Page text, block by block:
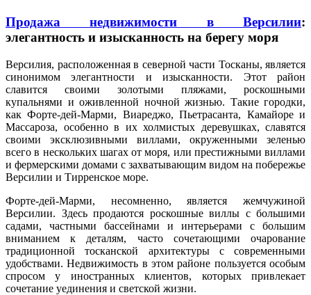
Продажа недвижимости в Версилии:
элегантность и изысканность на берегу моря
Версилия, расположенная в северной части Тосканы, является
синонимом элегантности и изысканности. Этот район
славится своими золотыми пляжами, роскошными
купальнями и оживленной ночной жизнью. Такие городки,
как Форте-дей-Марми, Виареджо, Пьетрасанта, Камайоре и
Массароза, особенно в их холмистых деревушках, славятся
своими эксклюзивными виллами, окруженными зеленью
всего в нескольких шагах от моря, или престижными виллами
и фермерскими домами с захватывающим видом на побережье
Версилии и Тирренское море.
Форте-дей-Марми, несомненно, является жемчужиной
Версилии. Здесь продаются роскошные виллы с большими
садами, частными бассейнами и интерьерами с большим
вниманием к деталям, часто сочетающими очарование
традиционной тосканской архитектуры с современными
удобствами. Недвижимость в этом районе пользуется особым
спросом у иностранных клиентов, которых привлекает
сочетание уединения и светской жизни.